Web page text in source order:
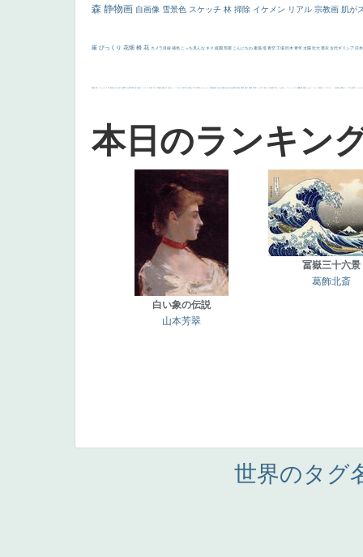
森 静物画 自画像 雪景色 スケッチ 林 掃除 イケメン リアル 宗教画 肌が
厳 びっくり 花畑 橋 花 カメラ目線 補色 こっち見んな キス 庭園 部屋 こんにちわ 素描 塔 青空 工場 巨木 青年 太陽 壮大 着衣 古代ギリシア 日
画質 ヴィーナス 剣 哀愁 白人少女 食事中 山本芳翠 麦 女神 ローマ教皇 奥行き 火起こし 東方の三博士 雪 114514 受胎告知 天から覗き込む顔 設計図 挿絵 群衆 親子 裸婦 可愛い 美人 ＃名画で学ぶ「たるみ」 躍動感 黄色 畦道 レンブラント・ 暖かい バブみ 靴下
本日のランキン
白い象の伝説
山本芳翠
冨嶽三十六景
葛飾北斎
世界のタグ